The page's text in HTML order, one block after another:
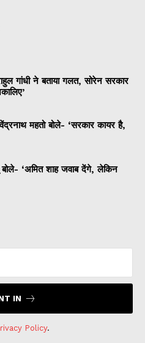
गांधी ने बताया गलत, सोरेन सरकार
महतो बोले- ‘सरकार कायर है,
‘अमित शाह जवाब देंगे, लेकिन
IN
Policy.